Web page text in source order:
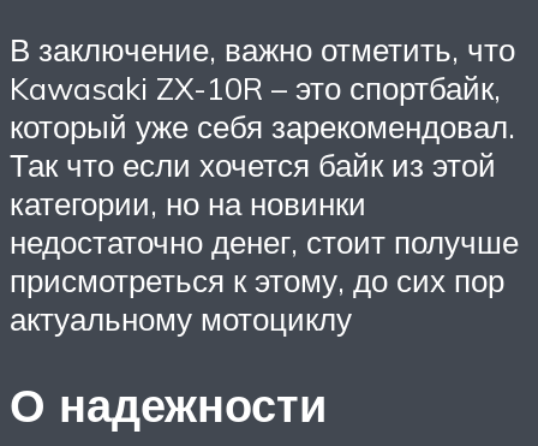
В заключение, важно отметить, что
Kawasaki ZX-10R – это спортбайк,
который уже себя зарекомендовал.
Так что если хочется байк из этой
категории, но на новинки
недостаточно денег, стоит получше
присмотреться к этому, до сих пор
актуальному мотоциклу
О надежности